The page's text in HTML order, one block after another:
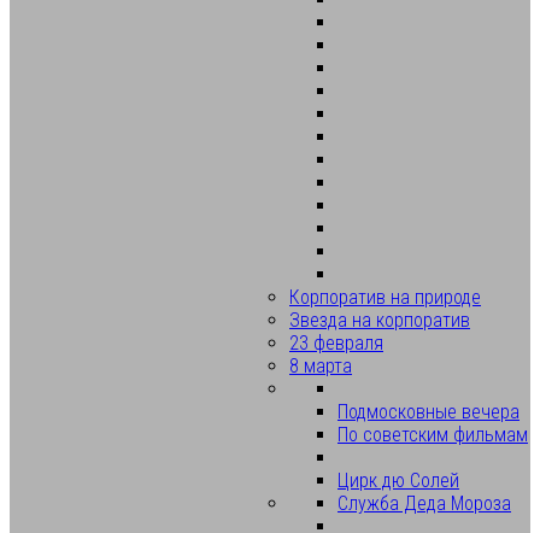
Корпоратив на природе
Звезда на корпоратив
23 февраля
8 марта
Подмосковные вечера
По советским фильмам
Цирк дю Солей
Служба Деда Мороза